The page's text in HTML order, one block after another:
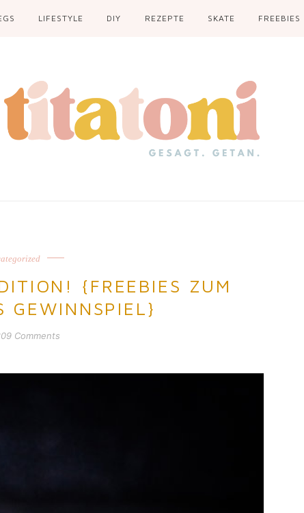
LIFESTYLE DIY REZEPTE SKATE FREEBIES
{FREEBIES ZUM
GEWINNSPIEL}
Comments